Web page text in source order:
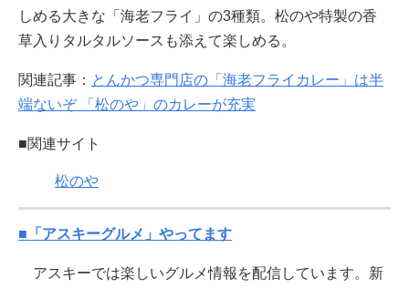
しめる大きな「海老フライ」の3種類。松のや特製の香
草入りタルタルソースも添えて楽しめる。
関連記事： とんかつ専門店の「海老フライカレー」は半
端ないぞ 「松のや」のカレーが充実
■関連サイト
松のや
■「アスキーグルメ」やってます
アスキーでは楽しいグルメ情報を配信しています。新